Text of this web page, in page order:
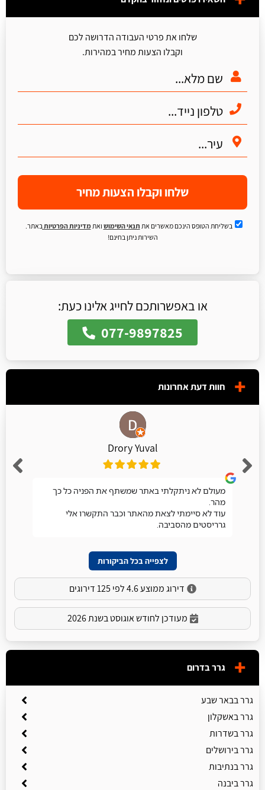
שלחו את פרטי העבודה הדרושה לכם
וקבלו הצעות מחיר במהירות.
שלחו וקבלו הצעות מחיר
בשליחת הטופס הינכם מאשרים את תנאי השימוש ואתמדיניות הפרטיות באתר.
השירות ניתן בחינם!
או באפשרותכם לחייג אלינו כעת:
077-9897825
חוות דעת אחרונות
Drory Yuval
מעולם לא ניתקלתי באתר שמשתף את הפניה כל כך
מהר.
עוד לא סיימתי לצאת מהאתר וכבר התקשרו אלי
גרריסטים מהסביבה.
לצפייה בכל הביקורות
דירוג ממוצע 4.6 לפי 125 דירוגים
מעודכן לחודש אוגוסט בשנת 2026
גרר בדרום
גרר בבאר שבע
גרר באשקלון
גרר בשדרות
גרר בירושלים
גרר בנתיבות
גרר ביבנה